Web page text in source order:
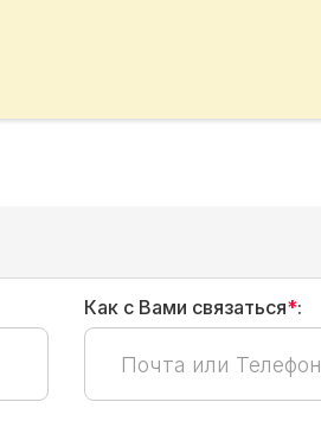
Как с Вами связаться*: